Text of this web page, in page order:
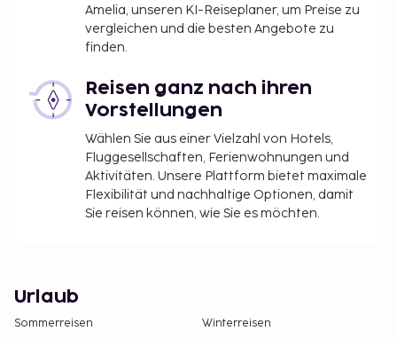
Amelia, unseren KI-Reiseplaner, um Preise zu
vergleichen und die besten Angebote zu
finden.
Reisen ganz nach ihren
Vorstellungen
Wählen Sie aus einer Vielzahl von Hotels,
Fluggesellschaften, Ferienwohnungen und
Aktivitäten. Unsere Plattform bietet maximale
Flexibilität und nachhaltige Optionen, damit
Sie reisen können, wie Sie es möchten.
Urlaub
Sommerreisen
Winterreisen